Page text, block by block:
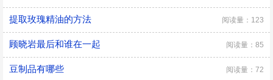
提取玫瑰精油的方法 阅读量：123
顾晓岩最后和谁在一起 阅读量：85
豆制品有哪些 阅读量：72